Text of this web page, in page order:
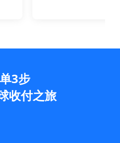
3步
收付之旅